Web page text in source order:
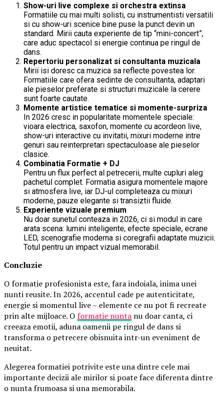
Show-uri live complexe si orchestra extinsa
Formatiile cu mai multi solisti, cu instrumentisti versatili
si cu show-uri scenice bine puse la punct devin un
standard. Mirii cauta experiente de tip “mini-concert”,
care aduc spectacol si energie continua pe ringul de
dans.
Repertoriu personalizat si consultanta muzicala
Mirii isi doresc ca muzica sa reflecte povestea lor.
Formatiile care ofera sedinte de consultanta, adaptari
ale pieselor preferate si structuri muzicale la cerere
sunt foarte cautate.
Momente artistice tematice si momente-surpriza
In 2026 cresc in popularitate momentele speciale:
vioara electrica, saxofon, momente cu acordeon live,
show-uri interactive cu invitatii, mixuri moderne intre
genuri sau reinterpretari spectaculoase ale pieselor
clasice.
Combinatia Formatie + DJ
Pentru un flux perfect al petrecerii, multe cupluri aleg
pachetul complet. Formatia asigura momentele majore
si atmosfera live, iar DJ-ul completeaza cu mixuri
moderne, pauze elegante si transiztii fluide.
Experiente vizuale premium
Nu doar sunetul conteaza in 2026, ci si modul in care
arata scena: lumini inteligente, efecte speciale, ecrane
LED, scenografie moderna si coregrafii adaptate muzicii.
Totul pentru un impact vizual memorabil.
Concluzie
O formatie profesionista este, fara indoiala, inima unei
nunti reusite. In 2026, accentul cade pe autenticitate,
energie si momentul live – elemente ce nu pot fi recreate
prin alte mijloace. O formatie nunta nu doar canta, ci
creeaza emotii, aduna oamenii pe ringul de dans si
transforma o petrecere obisnuita intr-un eveniment de
neuitat.
Alegerea formatiei potrivite este una dintre cele mai
importante decizii ale mirilor si poate face diferenta dintre
o nunta frumoasa si una memorabila.